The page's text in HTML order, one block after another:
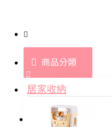
商品分類
居家收納
登入